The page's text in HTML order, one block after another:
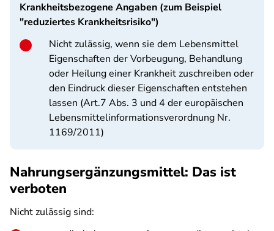
Krankheitsbezogene Angaben (zum Beispiel
"reduziertes Krankheitsrisiko")
Nicht zulässig, wenn sie dem Lebensmittel
Eigenschaften der Vorbeugung, Behandlung
oder Heilung einer Krankheit zuschreiben oder
den Eindruck dieser Eigenschaften entstehen
lassen (Art.7 Abs. 3 und 4 der europäischen
Lebensmittelinformationsverordnung Nr.
1169/2011)
Nahrungsergänzungsmittel: Das ist
verboten
Nicht zulässig sind: